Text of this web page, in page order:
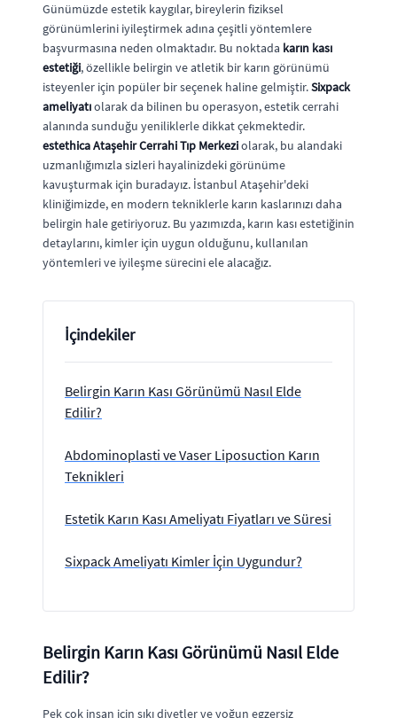
Günümüzde estetik kaygılar, bireylerin fiziksel
görünümlerini iyileştirmek adına çeşitli yöntemlere
başvurmasına neden olmaktadır. Bu noktada karın kası
estetiği, özellikle belirgin ve atletik bir karın görünümü
isteyenler için popüler bir seçenek haline gelmiştir.Sixpack
ameliyatıolarak da bilinen bu operasyon, estetik cerrahi
alanında sunduğu yeniliklerle dikkat çekmektedir.
estethica Ataşehir Cerrahi Tıp Merkeziolarak, bu alandaki
uzmanlığımızla sizleri hayalinizdeki görünüme
kavuşturmak için buradayız. İstanbul Ataşehir'deki
kliniğimizde, en modern tekniklerle karın kaslarınızı daha
belirgin hale getiriyoruz. Bu yazımızda, karın kası estetiğinin
detaylarını, kimler için uygun olduğunu, kullanılan
yöntemleri ve iyileşme sürecini ele alacağız.
İçindekiler
Belirgin Karın Kası Görünümü Nasıl Elde
Edilir?
Abdominoplasti ve Vaser Liposuction Karın
Teknikleri
Estetik Karın Kası Ameliyatı Fiyatları ve Süresi
Sixpack Ameliyatı Kimler İçin Uygundur?
Belirgin Karın Kası Görünümü Nasıl Elde
Edilir?
Pek çok insan için sıkı diyetler ve yoğun egzersiz